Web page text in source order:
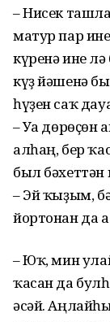
– Нисек
матур пар
күренә ине лә
күҙ йәшенә
һүҙен саҡ
– Уға
алһаң, бер
был
– Эй ҡыҙым,
йортонан да
– Юҡ, мин
ҡасан да
әсәй.